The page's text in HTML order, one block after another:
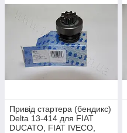
Привід стартера (бендикс)
Delta 13-414 для FIAT
DUCATO, FIAT IVECO,